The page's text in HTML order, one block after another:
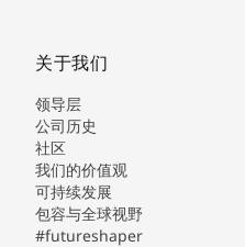
关于我们
领导层
公司历史
社区
我们的价值观
可持续发展
包容与全球视野
#futureshaper